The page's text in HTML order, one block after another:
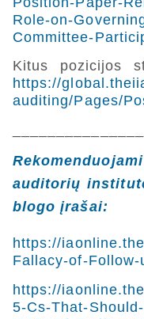
Role-on-
Committee-
Kitus pozicijos
https://
auditing/Pages/
auditorių
blogo įrašai:
https://
Fallacy-of-
https://
5-Cs-That-